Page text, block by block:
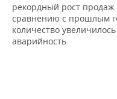
рекордный рост
сравнению с прошлым
количество
аварийность.